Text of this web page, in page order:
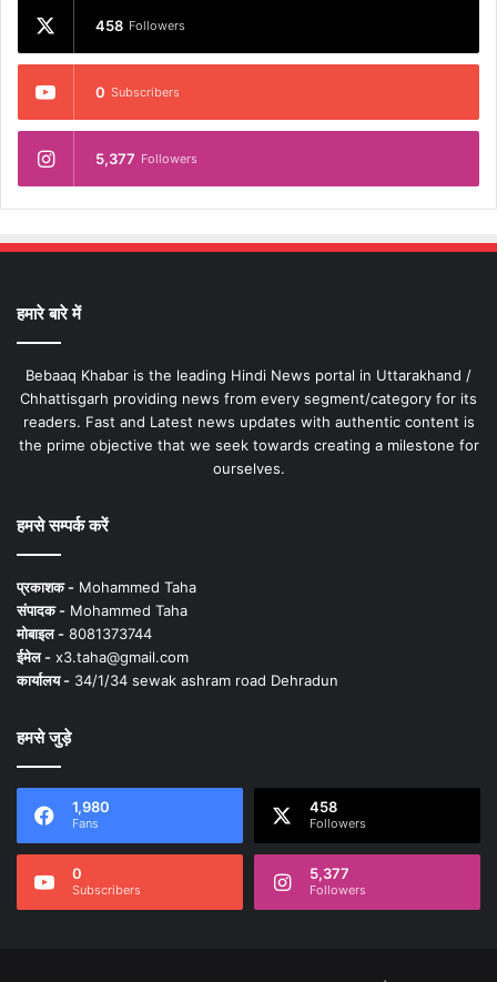
458 Followers
0 Subscribers
5,377 Followers
हमारे बारे में
Bebaaq Khabar is the leading Hindi News portal in Uttarakhand /
Chhattisgarh providing news from every segment/category for its
readers. Fast and Latest news updates with authentic content is
the prime objective that we seek towards creating a milestone for
ourselves.
हमसे सम्पर्क करें
प्रकाशक - Mohammed Taha
संपादक - Mohammed Taha
मोबाइल - 8081373744
ईमेल - x3.taha@gmail.com
कार्यालय - 34/1/34 sewak ashram road Dehradun
हमसे जुड़े
1,980
Fans
458
Followers
0
Subscribers
5,377
Followers